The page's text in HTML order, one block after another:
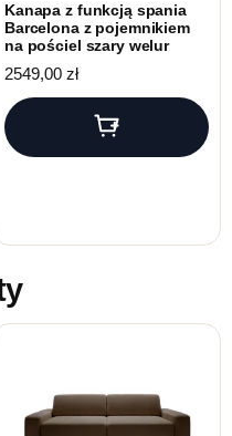
Kanapa z funkcją spania
Barcelona z pojemnikiem
na pościel szary welur
2549,00 zł